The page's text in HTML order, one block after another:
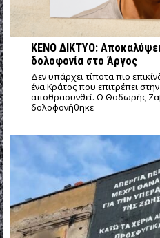
ΚΕΝΟ ΔΙΚΤΥΟ:
δολοφονία στο Άργος
Δεν υπάρχει τίποτα πιο
ένα Κράτος που επιτρέπει
αποθρασυνθεί. Ο Θοδωρής
δολοφονήθηκε